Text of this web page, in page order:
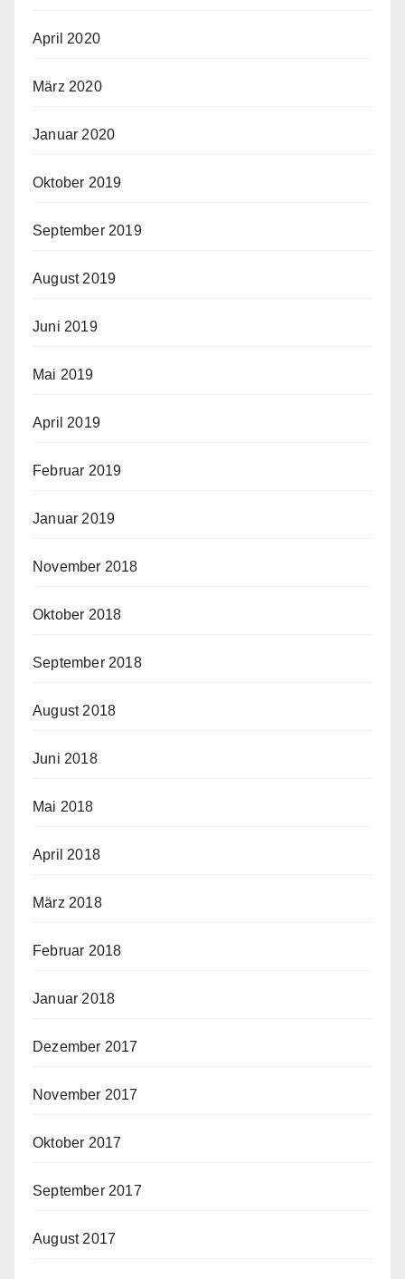
April 2020
März 2020
Januar 2020
Oktober 2019
September 2019
August 2019
Juni 2019
Mai 2019
April 2019
Februar 2019
Januar 2019
November 2018
Oktober 2018
September 2018
August 2018
Juni 2018
Mai 2018
April 2018
März 2018
Februar 2018
Januar 2018
Dezember 2017
November 2017
Oktober 2017
September 2017
August 2017